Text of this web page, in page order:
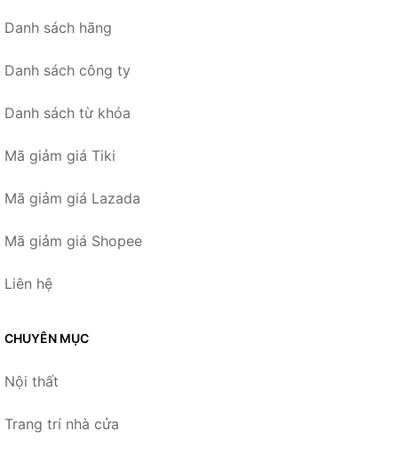
Danh sách hãng
Danh sách công ty
Danh sách từ khóa
Mã giảm giá Tiki
Mã giảm giá Lazada
Mã giảm giá Shopee
Liên hệ
CHUYÊN MỤC
Nội thất
Trang trí nhà cửa